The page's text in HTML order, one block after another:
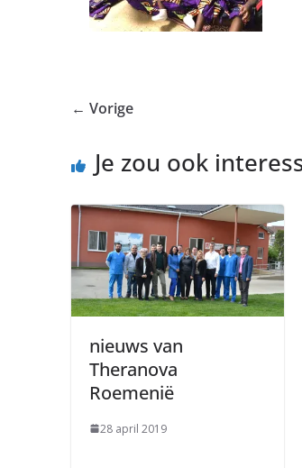
← Vorige
Je zou ook
nieuws van
Theranova
Roemenië
28 april 2019